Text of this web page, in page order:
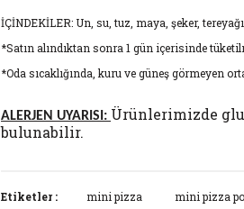
İÇİNDEKİLER: Un, su, tuz, maya, şeker,
*Satın alındıktan sonra 1 gün içerisinde
*Oda sıcaklığında, kuru ve güneş görmeyen
ALERJEN UYARISI: Ürünlerimizde
bulunabilir.
Görüş ve önerileriniz için teşekkür
Etiketler : mini pizza mini pizza